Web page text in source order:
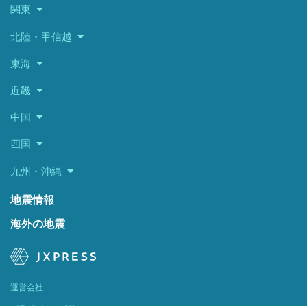
関東
北陸・甲信越
東海
近畿
中国
四国
九州・沖縄
地震情報
海外の地震
運営会社